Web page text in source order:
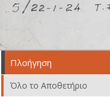
Πλοήγηση
Όλο το Αποθετήριο